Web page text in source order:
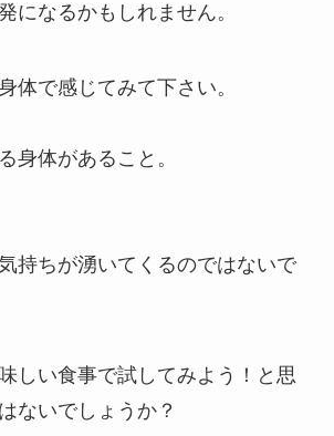
になるかもしれません。
体で感じてみて下さい。
身体があること。
持ちが湧いてくるのではないで
しい食事で試してみよう！と思
ないでしょうか？